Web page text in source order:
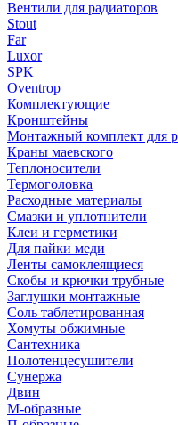
Вентили для радиаторов
Stout
Far
Luxor
SPK
Oventrop
Комплектующие
Кронштейны
Монтажный комплект для
Краны маевского
Теплоносители
Термоголовка
Расходные материалы
Смазки и уплотнители
Клеи и герметики
Для пайки меди
Ленты самоклеящиеся
Скобы и крючки трубные
Заглушки монтажные
Соль таблетированная
Хомуты обжимные
Сантехника
Полотенцесушители
Сунержа
Двин
М-образные